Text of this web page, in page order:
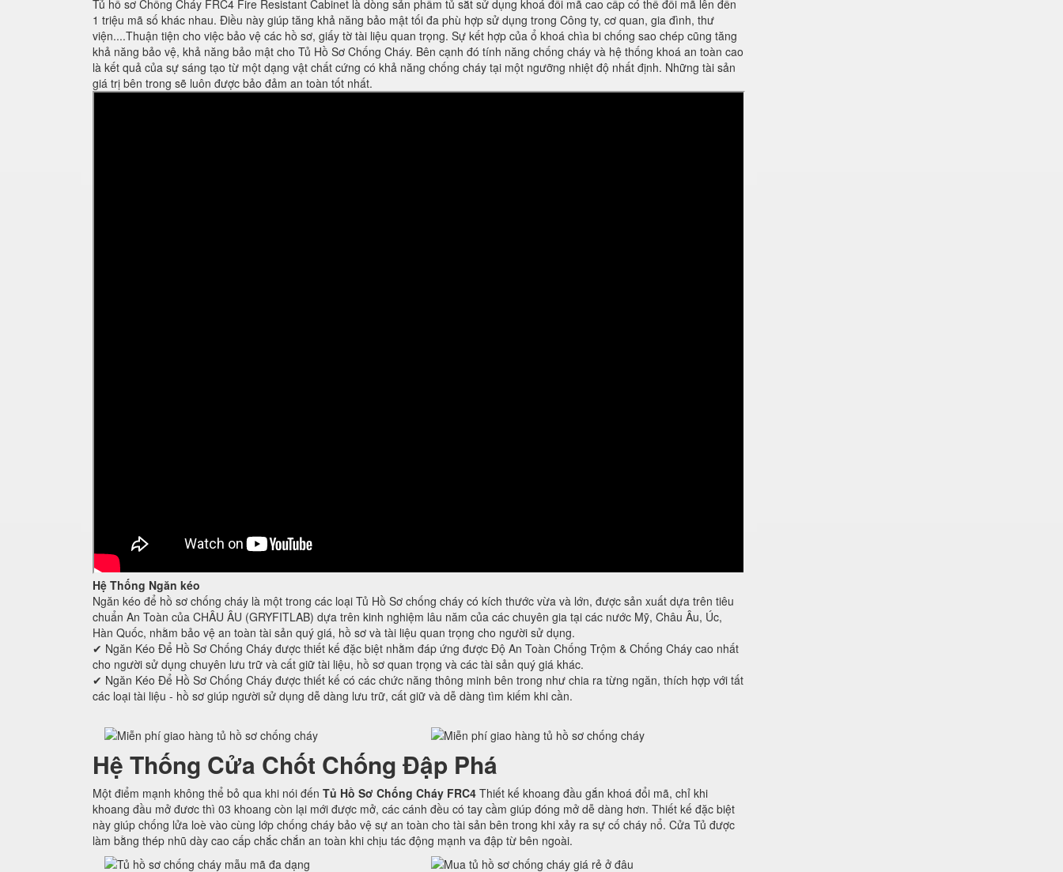
Tủ hồ sơ Chống Cháy FRC4 Fire Resistant Cabinet là dòng sản phẩm tủ sắt sử dụng khoá đổi mã cao cấp có thể đổi mã lên đến
1 triệu mã số khác nhau. Điều này giúp tăng khả năng bảo mật tối đa phù hợp sử dụng trong Công ty, cơ quan, gia đình, thư
viện....Thuận tiện cho việc bảo vệ các hồ sơ, giấy tờ tài liệu quan trọng. Sự kết hợp của ổ khoá chìa bi chống sao chép cũng tăng
khả năng bảo vệ, khả năng bảo mật cho Tủ Hồ Sơ Chống Cháy. Bên cạnh đó tính năng chống cháy và hệ thống khoá an toàn cao
là kết quả của sự sáng tạo từ một dạng vật chất cứng có khả năng chống cháy tại một ngưỡng nhiệt độ nhất định. Những tài sản
giá trị bên trong sẽ luôn được bảo đảm an toàn tốt nhất.
Hệ Thống Ngăn kéo
Ngăn kéo để hồ sơ chống cháy là một trong các loại Tủ Hồ Sơ chống cháy có kích thước vừa và lớn, được sản xuất dựa trên tiêu
chuẩn An Toàn của CHÂU ÂU (GRYFITLAB) dựa trên kinh nghiệm lâu năm của các chuyên gia tại các nước Mỹ, Châu Âu, Úc,
Hàn Quốc, nhằm bảo vệ an toàn tài sản quý giá, hồ sơ và tài liệu quan trọng cho người sử dụng.
✔ Ngăn Kéo Để Hồ Sơ Chống Cháy được thiết kế đặc biệt nhằm đáp ứng được Độ An Toàn Chống Trộm & Chống Cháy cao nhất
cho người sử dụng chuyên lưu trữ và cất giữ tài liệu, hồ sơ quan trọng và các tài sản quý giá khác.
✔ Ngăn Kéo Để Hồ Sơ Chống Cháy được thiết kế có các chức năng thông minh bên trong như chia ra từng ngăn, thích hợp với tất
các loại tài liệu - hồ sơ giúp người sử dụng dễ dàng lưu trữ, cất giữ và dễ dàng tìm kiếm khi cần.
Hệ Thống Cửa Chốt Chống Đập Phá
Một điểm mạnh không thể bỏ qua khi nói đến Tủ Hồ Sơ Chống Cháy FRC4 Thiết kế khoang đầu gắn khoá đổi mã, chỉ khi
khoang đầu mở đươc thì 03 khoang còn lại mới được mở, các cánh đều có tay cầm giúp đóng mở dễ dàng hơn. Thiết kế đặc biệt
này giúp chống lửa loè vào cùng lớp chống cháy bảo vệ sự an toàn cho tài sản bên trong khi xảy ra sự cố cháy nổ. Cửa Tủ được
làm bằng thép nhũ dày cao cấp chắc chắn an toàn khi chịu tác động mạnh va đập từ bên ngoài.